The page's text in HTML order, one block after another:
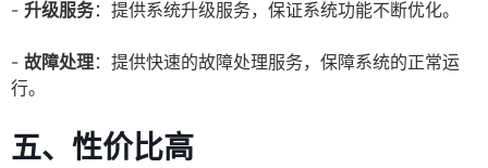
- 升级服务：提供系统升级服务，保证系统功能不断优化。
- 故障处理：提供快速的故障处理服务，保障系统的正常运
行。
五、性价比高